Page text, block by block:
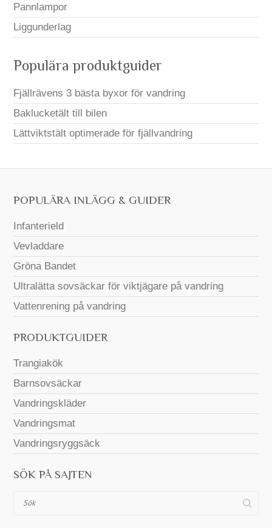
Pannlampor
Liggunderlag
Populära produktguider
Fjällrävens 3 bästa byxor för vandring
Baklucketält till bilen
Lättviktstält optimerade för fjällvandring
POPULÄRA INLÄGG & GUIDER
Infanterield
Vevladdare
Gröna Bandet
Ultralätta sovsäckar för viktjägare på vandring
Vattenrening på vandring
PRODUKTGUIDER
Trangiakök
Barnsovsäckar
Vandringskläder
Vandringsmat
Vandringsryggsäck
SÖK PÅ SAJTEN
Sök